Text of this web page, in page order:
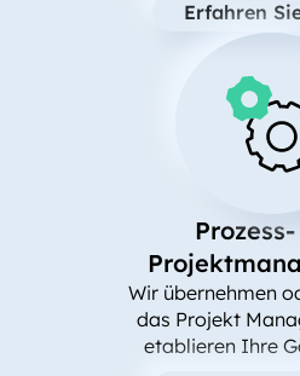
Erfahren
Wir übernehmen
das Projekt
etablieren Ihre